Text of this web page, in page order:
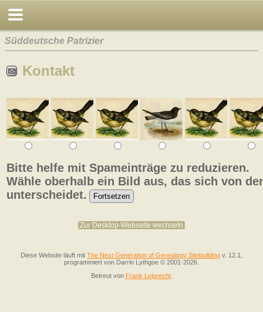
Süddeutsche Patrizier
Kontakt
Bitte helfe mit Spameinträge zu reduzieren.
Wähle oberhalb ein Bild aus, das sich von
unterscheidet.
Zur Desktop-Webseite wechseln
Diese Website läuft mit The Next Generation of Genealogy Sitebuilding v. 12.1,
programmiert von Darrin Lythgoe © 2001-2026.
Betreut von Frank Leiprecht.